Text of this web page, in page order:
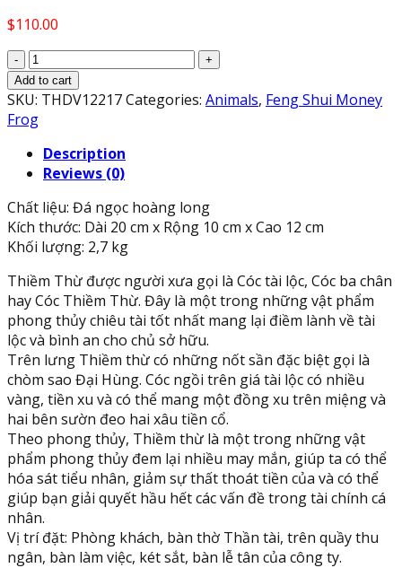
$110.00
Tượng
Cóc
Ba
Chân
tiền,
Thiềm
phong
thủy
cõng
gậy
như
ý
chiêu
tài
lộc
đá
ngọc
hoàng
long
-
Dài
20
cm
quantity
Add to cart
SKU: THDV12217Categories: Animals, Feng Shui Money
Frog
Description
Reviews (0)
Chất liệu: Đá ngọc hoàng long
Kích thước: Dài 20 cm x Rộng 10 cm x Cao 12 cm
Khối lượng: 2,7 kg
Thiềm Thừ được người xưa gọi là Cóc tài lộc, Cóc ba chân
hay Cóc Thiềm Thừ. Đây là một trong những vật phẩm
phong thủy chiêu tài tốt nhất mang lại điềm lành về tài
lộc và bình an cho chủ sở hữu.
Trên lưng Thiềm thừ có những nốt sần đặc biệt gọi là
chòm sao Đại Hùng. Cóc ngồi trên giá tài lộc có nhiều
vàng, tiền xu và có thể mang một đồng xu trên miệng và
hai bên sườn đeo hai xâu tiền cổ.
Theo phong thủy, Thiềm thừ là một trong những vật
phẩm phong thủy đem lại nhiều may mắn, giúp ta có thể
hóa sát tiểu nhân, giảm sự thất thoát tiền của và có thể
giúp bạn giải quyết hầu hết các vấn đề trong tài chính cá
nhân.
Vị trí đặt: Phòng khách, bàn thờ Thần tài, trên quầy thu
ngân, bàn làm việc, két sắt, bàn lễ tân của công ty.